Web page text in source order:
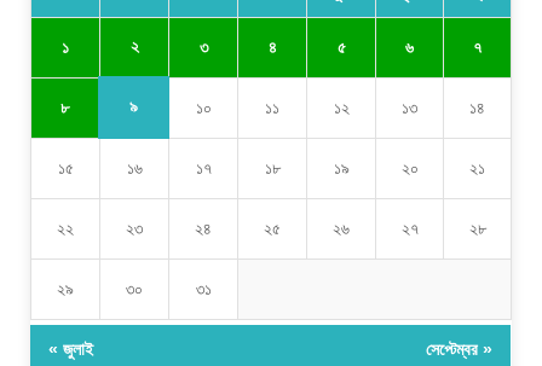
১ ২ ৩ ৪ ৫ ৬ ৭
৮ ৯ ১০ ১১ ১২ ১৩ ১৪
১৫ ১৬ ১৭ ১৮ ১৯ ২০ ২১
২২ ২৩ ২৪ ২৫ ২৬ ২৭ ২৮
২৯ ৩০ ৩১
« জুলাই সেপ্টেম্বর »